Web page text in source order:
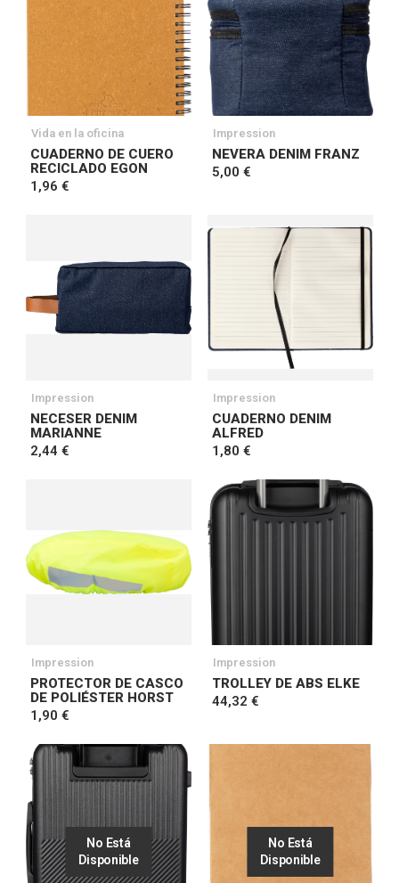
Vida en la oficina
CUADERNO DE CUERO
RECICLADO EGON
1,96 €
Impression
NEVERA DENIM FRANZ
5,00 €
Impression
NECESER DENIM
MARIANNE
2,44 €
Impression
CUADERNO DENIM
ALFRED
1,80 €
Impression
PROTECTOR DE CASCO
DE POLIÉSTER HORST
1,90 €
Impression
TROLLEY DE ABS ELKE
44,32 €
No Está
Disponible
No Está
Disponible